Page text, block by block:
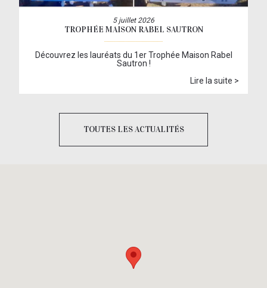
5 juillet 2026
TROPHÉE MAISON RABEL SAUTRON
Découvrez les lauréats du 1er Trophée Maison Rabel
Sautron !
Lire la suite >
TOUTES LES ACTUALITÉS